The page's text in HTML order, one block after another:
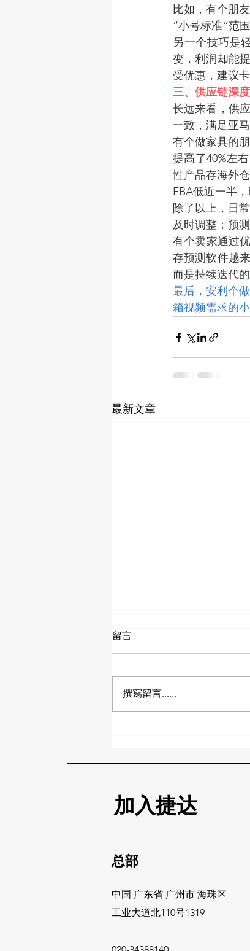
比如，有个朋
“小号标准”范
另一个技巧是
变，利润却能
受优惠，建议
三、供应链深
长远来看，供
一致，满足亚
有个做家具的
提高了40%左
性产品存海外
FBA低近一半
除了以上，日
及时调整；预
有个卖家通过
存预测软件越
而是持续迭代
最后，安利个
箱视频需求的
最新文章
亚马逊库存管理新政：批
FBA库存处理规则的重大调
据最新政策， 批量清货计划
留言
撰寫留言......
总部
中国 广东省 广州市 海珠区
​工业大道北110号1319
加入捷达